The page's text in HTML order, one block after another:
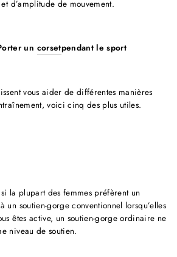
d’amplitude de mouvement.
un corsetpendant le sport
vous aider de différentes manières
voici cinq des plus utiles.
si la plupart des femmes préfèrent un
un soutien-gorge conventionnel lorsqu’elles
êtes active, un soutien-gorge ordinaire ne
niveau de soutien.